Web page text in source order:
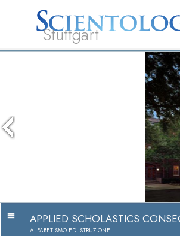
Stuttgart
APPLIED SCHOLASTICS
ALFABETISMO ED ISTRUZIONE